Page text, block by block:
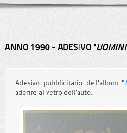
ANNO 1990 - ADESIVO "
Adesivo pubblicitario dell'album "
aderire al vetro dell'auto.